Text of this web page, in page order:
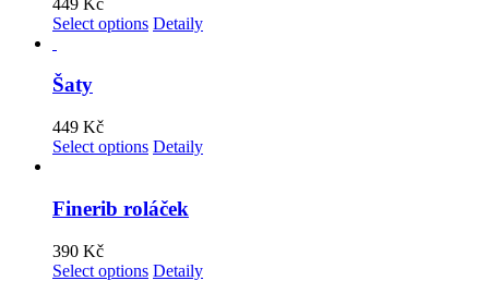
Select options Detaily
Šaty
449 Kč
Select options Detaily
Finerib roláček
390 Kč
Select options Detaily